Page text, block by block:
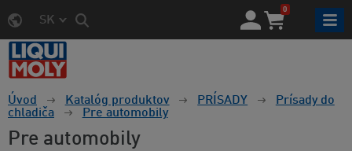
SK
0
Úvod Katalóg produktov PRÍSADY
Prísady do
chladiča
Pre automobily
Pre automobily